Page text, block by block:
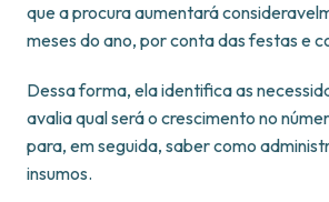
que a procura aumentará
meses do ano, por conta das festas e
Dessa forma, ela identifica as
avalia qual será o crescimento no
para, em seguida, saber como
insumos.